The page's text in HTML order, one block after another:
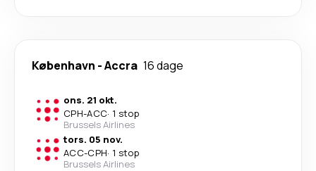
København -Accra 16 dage
ons. 21 okt.
CPH-ACC· 1 stop
Brussels Airlines
tors. 05 nov.
ACC-CPH· 1 stop
Brussels Airlines